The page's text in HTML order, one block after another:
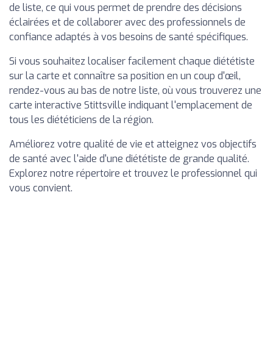
de liste, ce qui vous permet de prendre des décisions
éclairées et de collaborer avec des professionnels de
confiance adaptés à vos besoins de santé spécifiques.
Si vous souhaitez localiser facilement chaque diététiste
sur la carte et connaître sa position en un coup d'œil,
rendez-vous au bas de notre liste, où vous trouverez une
carte interactive Stittsville indiquant l'emplacement de
tous les diététiciens de la région.
Améliorez votre qualité de vie et atteignez vos objectifs
de santé avec l'aide d'une diététiste de grande qualité.
Explorez notre répertoire et trouvez le professionnel qui
vous convient.